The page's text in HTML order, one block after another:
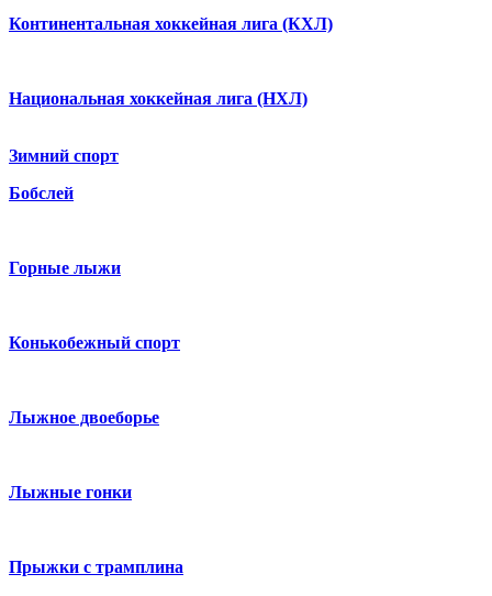
Континентальная хоккейная лига (КХЛ)
Национальная хоккейная лига (НХЛ)
Зимний спорт
Бобслей
Горные лыжи
Конькобежный спорт
Лыжное двоеборье
Лыжные гонки
Прыжки с трамплина